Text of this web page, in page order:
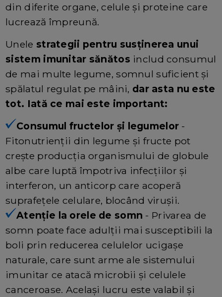
din diferite organe, celule și proteine care
lucrează împreună.
Unele strategii pentru susținerea unui
sistem imunitar sănătos includ consumul
de mai multe legume, somnul suficient și
spălatul regulat pe mâini, dar asta nu este
tot. Iată ce mai este important:
Consumul fructelor și legumelor -
Fitonutrienții din legume și fructe pot
crește producția organismului de globule
albe care luptă împotriva infecțiilor și
interferon, un anticorp care acoperă
suprafețele celulare, blocând virușii.
Atenție la orele de somn - Privarea de
somn poate face adulții mai susceptibili la
boli prin reducerea celulelor ucigașe
naturale, care sunt arme ale sistemului
imunitar ce atacă microbii și celulele
canceroase. Același lucru este valabil și